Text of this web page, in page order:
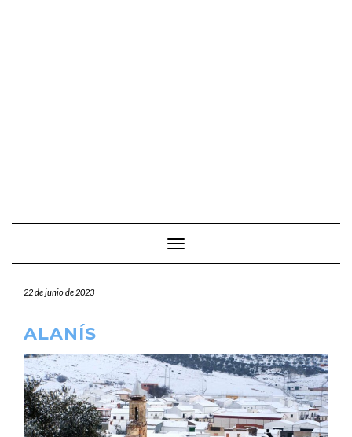
Cambiar modo de navegación
22 de junio de 2023
ALANÍS